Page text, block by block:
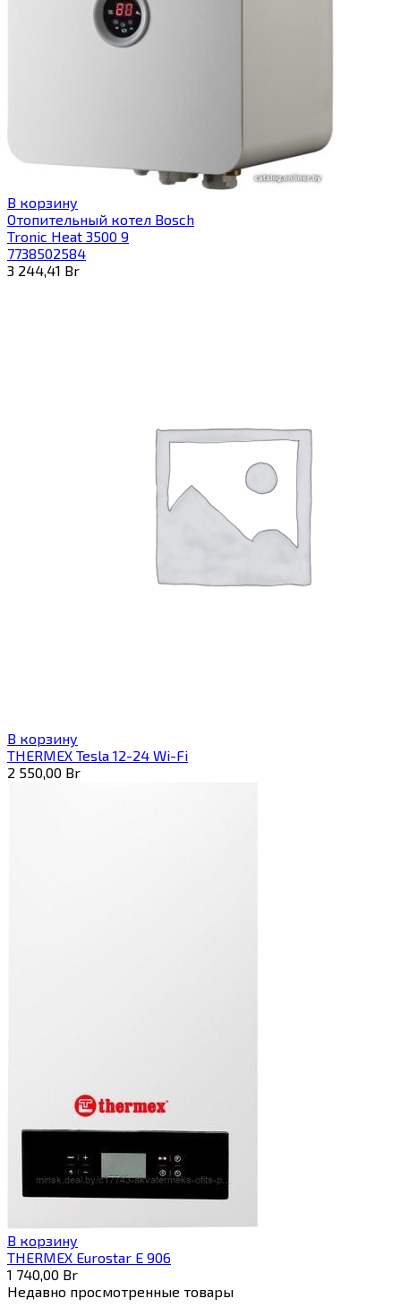
В корзину
Отопительный котел Bosch
Tronic Heat 3500 9
7738502584
3 244,41 Br
В корзину
THERMEX Tesla 12-24 Wi-Fi
2 550,00 Br
В корзину
THERMEX Eurostar E 906
1 740,00 Br
Недавно просмотренные товары